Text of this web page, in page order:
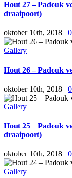
Hout 27 – Padouk
draaipoort)
oktober 10th, 2018 |
Gallery
Hout 26 – Padouk
oktober 10th, 2018 |
Gallery
Hout 25 – Padouk
draaipoort)
oktober 10th, 2018
Gallery